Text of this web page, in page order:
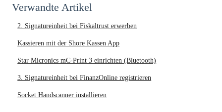
Verwandte Artikel
2. Signatureinheit bei Fiskaltrust erwerben
Kassieren mit der Shore Kassen App
Star Micronics mC-Print 3 einrichten (Bluetooth)
3. Signatureinheit bei FinanzOnline registrieren
Socket Handscanner installieren